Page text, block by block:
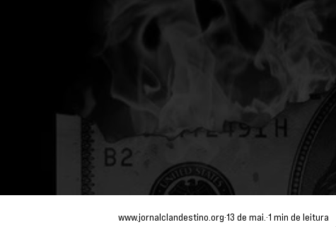
www.jornalclandestino.org13 de mai.1 min de leitura